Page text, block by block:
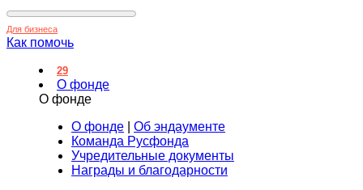
Для бизнеса
Как помочь
29
О фонде
О фонде
О фонде
Об эндаументе
Команда Русфонда
Учредительные документы
Награды и благодарности